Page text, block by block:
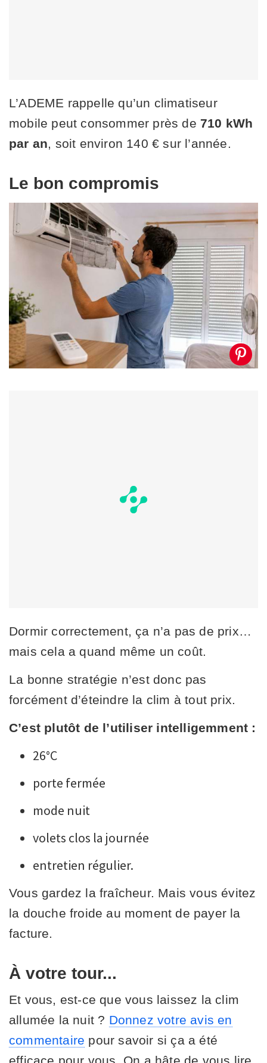
L’ADEME rappelle qu’un climatiseur
mobile peut consommer près de 710 kWh
par an , soit environ 140 € sur l’année.
Le bon compromis
Dormir correctement, ça n’a pas de prix…
mais cela a quand même un coût.
La bonne stratégie n’est donc pas
forcément d’éteindre la clim à tout prix.
C’est plutôt de l’utiliser intelligemment :
26°C
porte fermée
mode nuit
volets clos la journée
entretien régulier.
Vous gardez la fraîcheur. Mais vous évitez
la douche froide au moment de payer la
facture.
À votre tour...
Et vous, est-ce que vous laissez la clim
allumée la nuit ? Donnez votre avis en
commentaire pour savoir si ça a été